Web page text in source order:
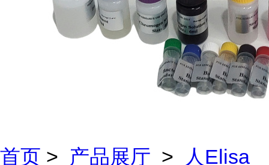
首页 > 产品展厅 >
人Elisa